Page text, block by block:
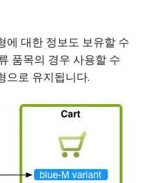
에 대한 정보도 보유할 수
품목의 경우 사용할 수
으로 유지됩니다.